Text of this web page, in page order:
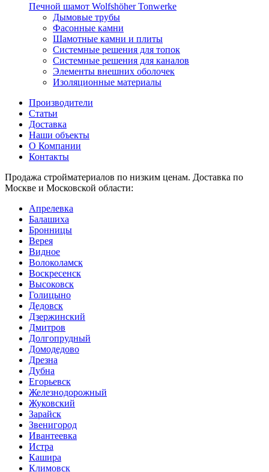
Печной шамот Wolfshöher Tonwerke
Дымовые трубы
Фасонные камни
Шамотные камни и плиты
Системные решения для топок
Системные решения для каналов
Элементы внешних оболочек
Изоляционные материалы
Производители
Статьи
Доставка
Наши объекты
О Компании
Контакты
Продажа стройматериалов по низким ценам. Доставка по
Москве и Московской области:
Апрелевка
Балашиха
Бронницы
Верея
Видное
Волоколамск
Воскресенск
Высоковск
Голицыно
Дедовск
Дзержинский
Дмитров
Долгопрудный
Домодедово
Дрезна
Дубна
Егорьевск
Железнодорожный
Жуковский
Зарайск
Звенигород
Ивантеевка
Истра
Кашира
Климовск